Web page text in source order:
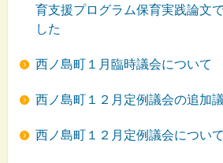
育支援プログラム保育実践論文
した
西ノ島町１月臨時議会について
西ノ島町１２月定例議会の追加
西ノ島町１２月定例議会について